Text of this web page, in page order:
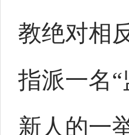
教绝对相
指派一名
新人的一